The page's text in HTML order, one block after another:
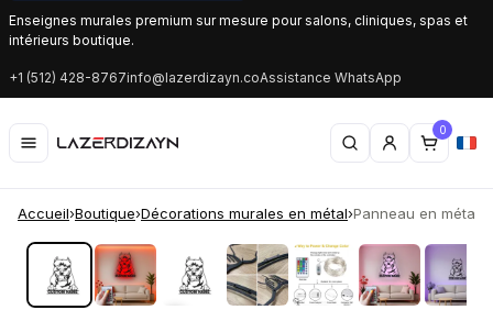
Enseignes murales premium sur mesure pour salons, cliniques, spas et
intérieurs boutique.
+1 (512) 428-8767info@lazerdizayn.coAssistance WhatsApp
0
Accueil›Boutique›Décorations murales en métal›Panneau en métal
‹ ›